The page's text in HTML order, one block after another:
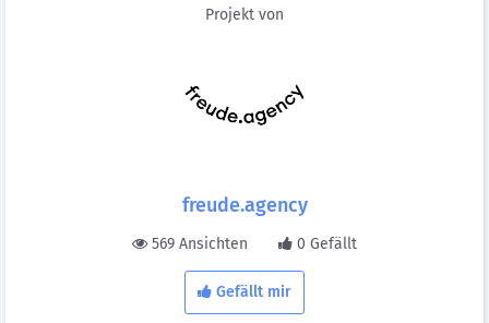
Projekt von
freude.agency
569 Ansichten 0 Gefällt
Gefällt mir